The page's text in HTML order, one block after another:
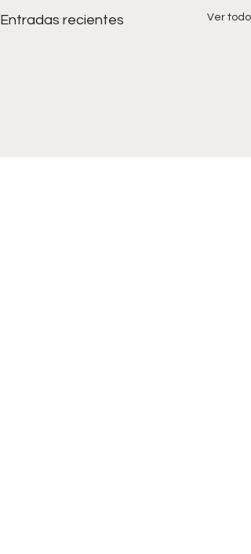
Entradas recientes Ver todo